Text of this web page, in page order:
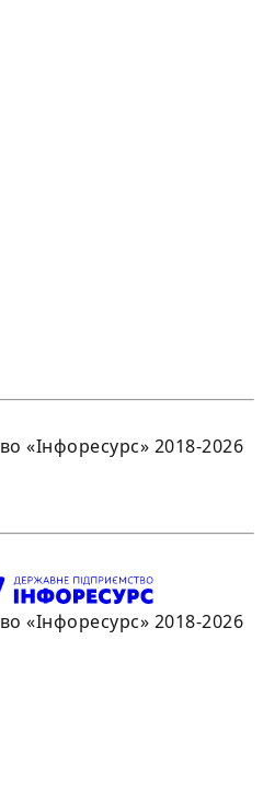
«Інфоресурс» 2018-2026
«Інфоресурс» 2018-2026